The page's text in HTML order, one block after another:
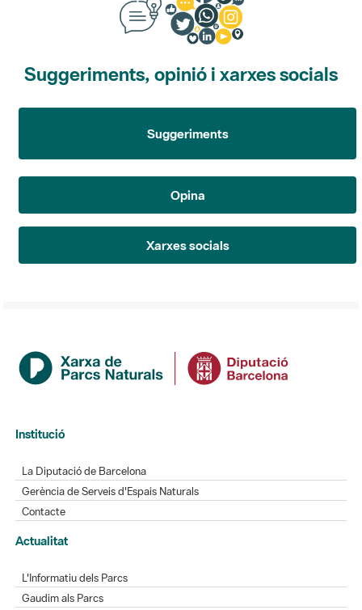
Suggeriments, opinió i xarxes socials
Suggeriments
Opina
Xarxes socials
Institució
La Diputació de Barcelona
Gerència de Serveis d'Espais Naturals
Contacte
Actualitat
L'Informatiu dels Parcs
Gaudim als Parcs